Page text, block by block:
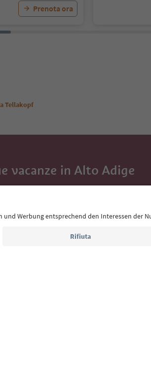
Prenota ora
Tellakopf
vacanze in Alto Adige